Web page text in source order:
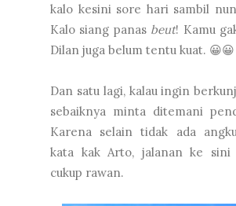
kalo kesini sore hari sambil
Kalo siang panas beut! Kamu
Dilan juga belum tentu kuat. 😀😀
Dan satu lagi, kalau ingin
sebaiknya minta ditemani
Karena selain tidak ada
kata kak Arto, jalanan ke sini
cukup rawan.